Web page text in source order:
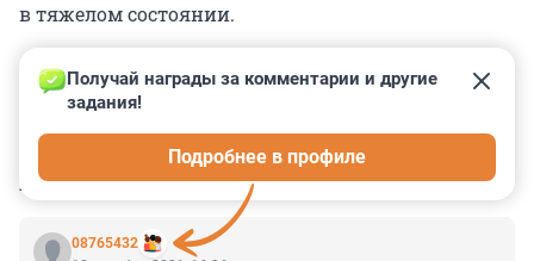
в тяжелом состоянии.
КОММЕНТАРИИ 17
08765432
Получай награды за комментарии и другие
задания!
Подробнее в профиле